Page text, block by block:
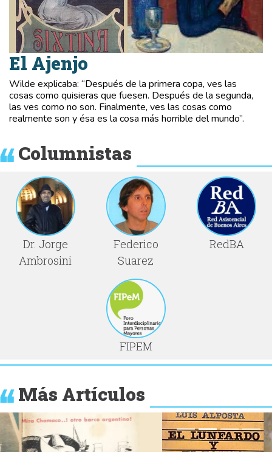
El Ajenjo
Wilde explicaba: “Después de la primera copa, ves las
cosas como quisieras que fuesen. Después de la segunda,
las ves como no son. Finalmente, ves las cosas como
realmente son y ésa es la cosa más horrible del mundo”.
Columnistas
Dr. Jorge
Ambrosini
Federico
Suarez
RedBA
FIPEM
Más Artículos